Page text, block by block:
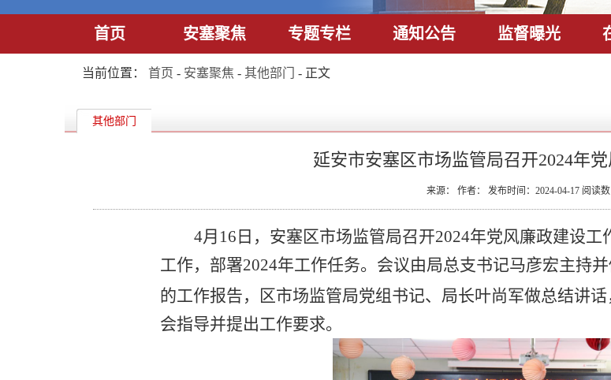
首页 安塞聚焦 专题专栏 通知公告 监督曝光
当前位置： 首页 - 安塞聚焦 - 其他部门 - 正文
其他部门
延安市安塞区市场监管局召开2024年
来源： 作者： 发布时间：2024-04-17 阅读数
4月16 日， 安塞区市场监管局召开2024年党风廉政建设工
工作，部署2024年工作任务。 会议由局总支书记马彦宏主持
的工作报告，区市场监管局党组书记、局长叶尚军做总结讲话
会指导并提出工作要求。